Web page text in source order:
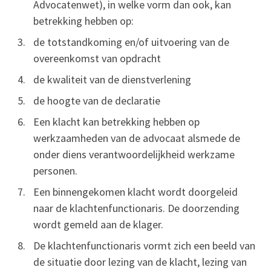
Advocatenwet), in welke vorm dan ook, kan
betrekking hebben op:
de totstandkoming en/of uitvoering van de
overeenkomst van opdracht
de kwaliteit van de dienstverlening
de hoogte van de declaratie
Een klacht kan betrekking hebben op
werkzaamheden van de advocaat alsmede de
onder diens verantwoordelijkheid werkzame
personen.
Een binnengekomen klacht wordt doorgeleid
naar de klachtenfunctionaris. De doorzending
wordt gemeld aan de klager.
De klachtenfunctionaris vormt zich een beeld van
de situatie door lezing van de klacht, lezing van